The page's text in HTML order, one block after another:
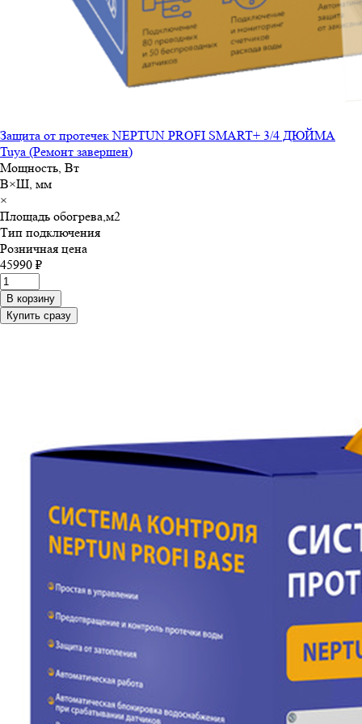
Защита от протечек NEPTUN PROFI SMART+ 3/4 ДЮЙМА
Tuya (Ремонт завершен)
Мощность, Вт
В×Ш, мм
×
Площадь обогрева,м2
Тип подключения
Розничная цена
45990 ₽
В корзину
Купить сразу